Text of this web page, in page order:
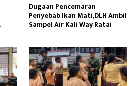
Dugaan Pencemaran
Penyebab Ikan Mati,DLH Ambil
Sampel Air Kali Way Ratai